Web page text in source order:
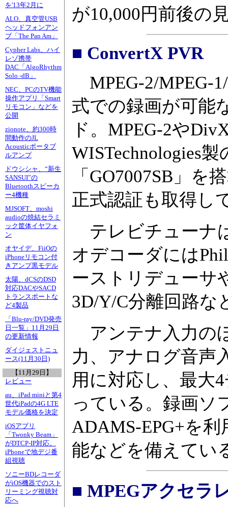
を'13年2月に
ALO、真空管USB
ヘッドフォンアン
プ「The Pan Am」
Cypher Labs、ハイ
レゾ携帯
DAC「AlgoRhythm
Solo -dB」
NEC、PCのTV機能
操作アプリ「Smart
リモコン」などを
公開
zionote、約300時
間動作のJL
Acousticポータブ
ルアンプ
ドウシシャ、“新生
SANSUI”の
Bluetoothスピーカ
ー4機種
MJSOFT、moshi
audioの焼結セラミ
ック筐体イヤフォ
ン
オヤイデ、FiiOの
iPhoneリモコン付
きアンプ黒モデル
太陽、dCSのDSD
対応DACやSACD
トランスポートな
ど4製品
「Blu-ray/DVD発売
日一覧」11月29日
の更新情報
ダイジェストニュ
ース(11月30日)
【11月29日】
レビュー
au、iPad miniと第4
世代iPadの4G LTE
モデル価格を決定
iOSアプリ
「Twonky Beam」
がDTCP-IP対応。
iPhoneで地デジ番
組視聴
ソニーBDレコーダ
がiOS機器でのスト
リーミング視聴対
応へ
が10,000円前後の
■ ConvertX PVR
MPEG-2/MPEG-
式での録画が可能
ド。MPEG-2や
WISTechnologies
「GO7007SB」を
正式認証も取得し
テレビチューナ
オデコーダには
ーストリデューサ
3D/Y/C分離回路な
アンテナ入力の
力、アナログ音声
用に対応し、最大
っている。録画ソ
ADAMS-EPG+を
能などを備えてい
■ MPEGアクセラ